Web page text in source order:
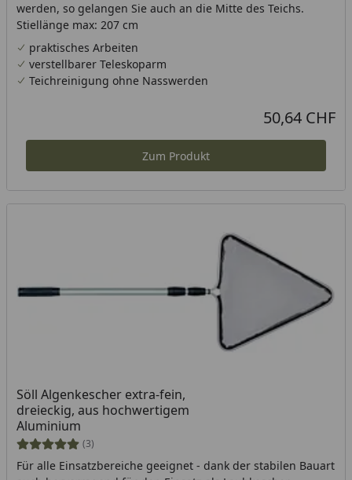
werden, so gelangen Sie auch an die Mitte des Teichs.
Stiellänge max: 207 cm
praktisches Arbeiten
verstellbarer Teleskoparm
Teichreinigung ohne Nasswerden
Aktueller Preis
50,64 CHF
Zum Produkt
Söll Algenkescher extra-fein,
dreieckig, aus hochwertigem
Aluminium
(3)
Für alle Einsatzbereiche geeignet - dank der stabilen Bauart